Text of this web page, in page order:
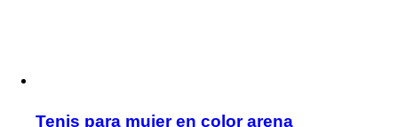
Tenis para mujer en color arena